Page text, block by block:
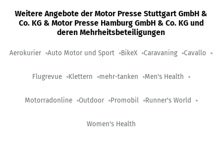
Weitere Angebote der Motor Presse Stuttgart GmbH &
Co. KG & Motor Presse Hamburg GmbH & Co. KG und
deren Mehrheitsbeteiligungen
Aerokurier Auto Motor und Sport BikeX Caravaning Cavallo
Flugrevue Klettern mehr-tanken Men's Health
Motorradonline Outdoor Promobil Runner's World
Women's Health